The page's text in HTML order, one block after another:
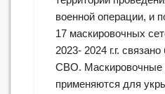
военной операции, и
17 маскировочных
2023- 2024 г.г.
СВО. Маскировочные
применяются для